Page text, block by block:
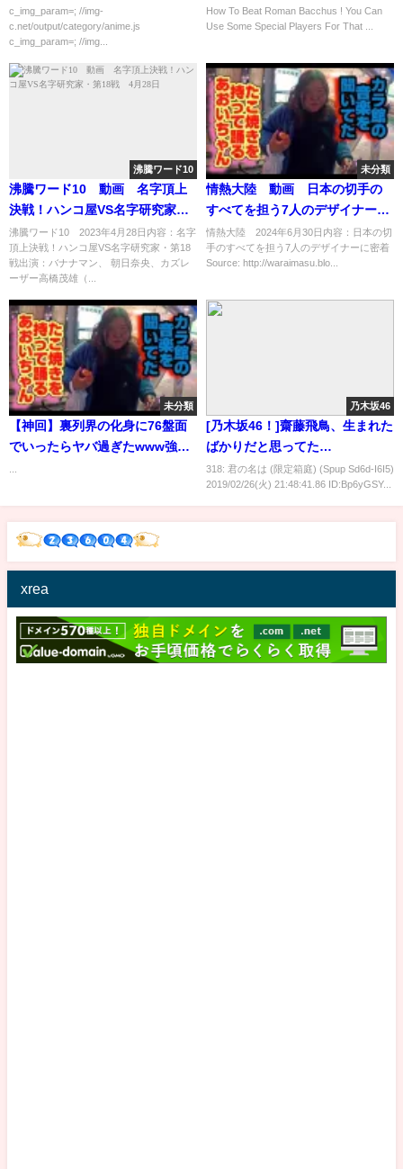
c_img_param=; //img-
c.net/output/category/anime.js
c_img_param=; //img...
Bacchus || You Can Use These
Players !
How To Beat Roman Bacchus ! You Can
Use Some Special Players For That ...
沸騰ワード10
沸騰ワード10 動画 名字頂上
決戦！ハンコ屋VS名字研究家・
第18戦 4月28日
沸騰ワード10 2023年4月28日内容：名字
頂上決戦！ハンコ屋VS名字研究家・第18
戦出演：バナナマン、 朝日奈央、カズレ
ーザー高橋茂雄（...
未分類
情熱大陸 動画 日本の切手の
すべてを担う7人のデザイナーに
密着 6月30日
情熱大陸 2024年6月30日内容：日本の切
手のすべてを担う7人のデザイナーに密着
Source: http://waraimasu.blo...
未分類
【神回】裏列界の化身に76盤面
でいったらヤバ過ぎたwww強化
使ってみた！【スー☆パズド
ラ】
...
乃木坂46
[乃木坂46！]齋藤飛鳥、生まれた
ばかりだと思ってた…
318: 君の名は (限定箱庭) (Spup Sd6d-I6I5)
2019/02/26(火) 21:48:41.86 ID:Bp6yGSY...
xrea